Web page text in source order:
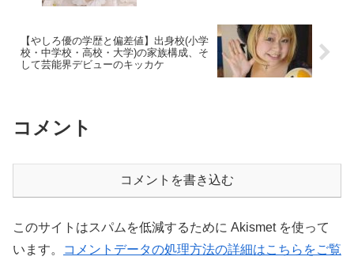
【やしろ優の学歴と偏差値】出身校(小学
校・中学校・高校・大学)の家族構成、そ
して芸能界デビューのキッカケ
コメント
コメントを書き込む
このサイトはスパムを低減するために Akismet を使って
います。
コメントデータの処理方法の詳細はこちらをご覧